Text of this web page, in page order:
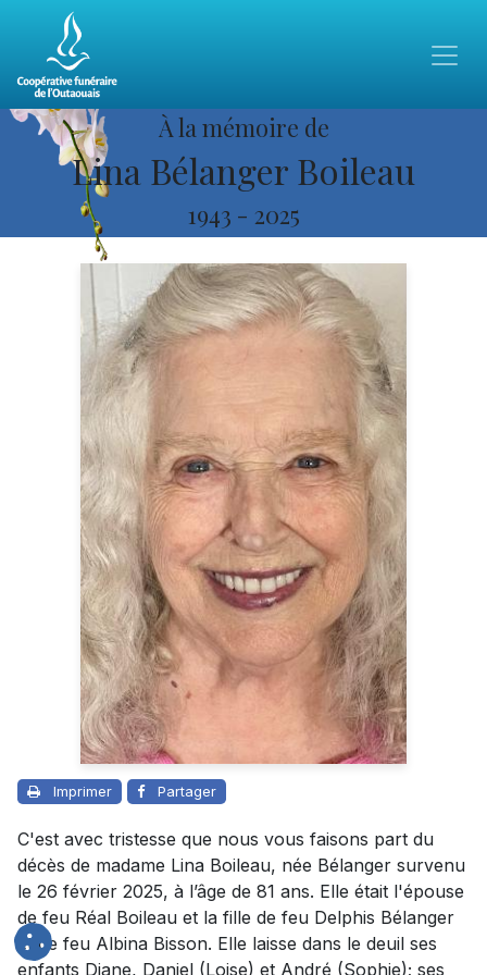
À la mémoire de
Lina Bélanger Boileau
1943 - 2025
Imprimer Partager
C'est avec tristesse que nous vous faisons part du
décès de madame Lina Boileau, née Bélanger survenu
le 26 février 2025, à l’âge de 81 ans. Elle était l'épouse
de feu Réal Boileau et la fille de feu Delphis Bélanger
et de feu Albina Bisson. Elle laisse dans le deuil ses
enfants Diane, Daniel (Loise) et André (Sophie); ses